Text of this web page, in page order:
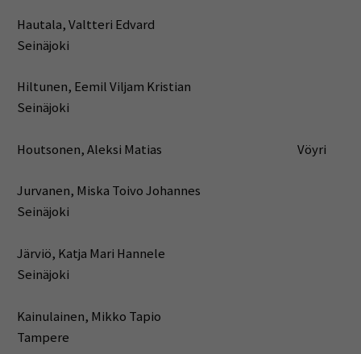
Hautala, Valtteri Edvard
Seinäjoki
Hiltunen, Eemil Viljam Kristian
Seinäjoki
Houtsonen, Aleksi Matias Vöyri
Jurvanen, Miska Toivo Johannes
Seinäjoki
Järviö, Katja Mari Hannele
Seinäjoki
Kainulainen, Mikko Tapio
Tampere